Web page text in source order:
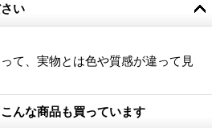
い
て、実物とは色や質感が違って見
んな商品も買っています